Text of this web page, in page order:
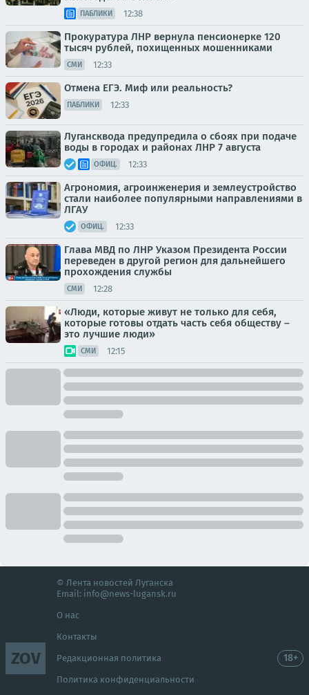
ПАБЛИКИ 12:38
Прокуратура ЛНР вернула пенсионерке 120
тысяч рублей, похищенных мошенниками
СМИ 12:33
Отмена ЕГЭ. Миф или реальность?
ПАБЛИКИ 12:33
Лугансквода предупредила о сбоях при подаче
воды в городах и районах ЛНР 7 августа
ОФИЦ. 12:33
Агрономия, агроинженерия и землеустройство
стали наиболее популярными направлениями в
ЛГАУ
ОФИЦ. 12:33
Глава МВД по ЛНР Указом Президента России
переведен в другой регион для дальнейшего
прохождения службы
СМИ 12:28
«Люди, которые живут не только для себя,
которые готовы отдать часть себя обществу –
это лучшие люди»
СМИ 12:15
ZOV
© Лента новостей Луганска
Email: info@news-lugansk.ru
О нас
Контакты
Редакционная политика
Политика конфиденциальности
18+